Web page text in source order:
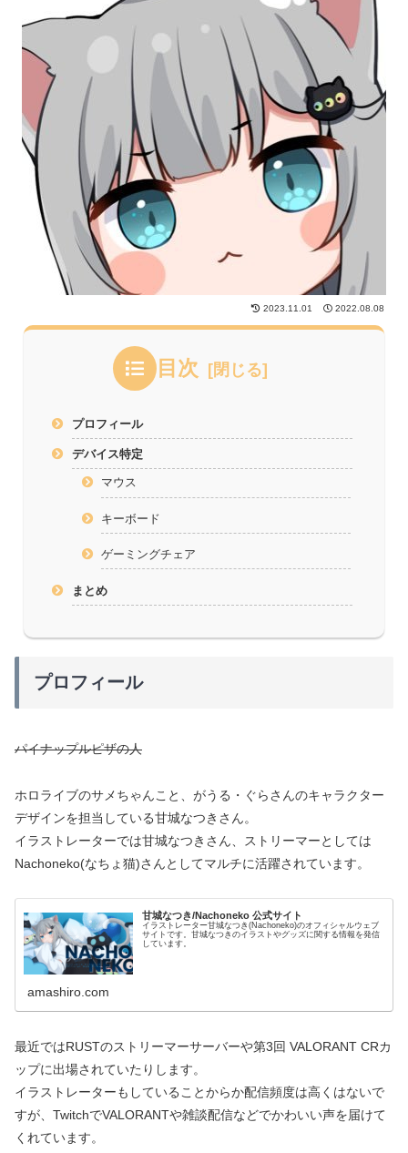
2023.11.01 2022.08.08
目次
プロフィール
デバイス特定
マウス
キーボード
ゲーミングチェア
まとめ
プロフィール
パイナップルピザの人
ホロライブのサメちゃんこと、がうる・ぐらさんのキャラクター
デザインを担当している甘城なつきさん。
イラストレーターでは甘城なつきさん、ストリーマーとしては
Nachoneko(なちょ猫)さんとしてマルチに活躍されています。
甘城なつき/Nachoneko 公式サイト
イラストレーター甘城なつき(Nachoneko)のオフィシャルウェブ
サイトです。甘城なつきのイラストやグッズに関する情報を発信
しています。
amashiro.com
最近ではRUSTのストリーマーサーバーや第3回 VALORANT CRカ
ップに出場されていたりします。
イラストレーターもしていることからか配信頻度は高くはないで
すが、TwitchでVALORANTや雑談配信などでかわいい声を届けて
くれています。